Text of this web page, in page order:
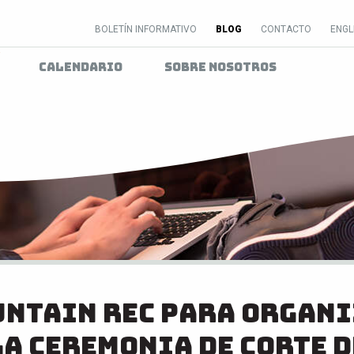
BOLETÍN INFORMATIVO BLOG CONTACTO
Instalaciones Información Para
Calendario Sobre Nosotros
Rec para
ceremonia de corte